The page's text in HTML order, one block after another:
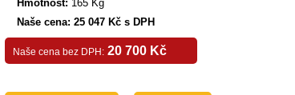
Hmotnost: 165 Kg
Naše cena: 25 047 Kč s DPH
Naše cena bez DPH: 20 700 Kč